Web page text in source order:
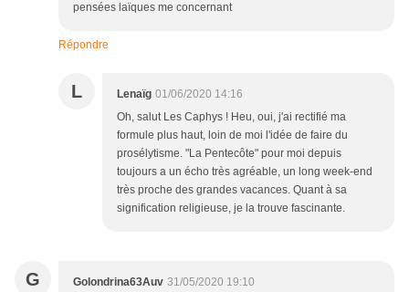
pensées laïques me concernant
Répondre
L Lenaïg 01/06/2020 14:16
Oh, salut Les Caphys ! Heu, oui, j'ai rectifié ma
formule plus haut, loin de moi l'idée de faire du
prosélytisme. "La Pentecôte" pour moi depuis
toujours a un écho très agréable, un long week-end
très proche des grandes vacances. Quant à sa
signification religieuse, je la trouve fascinante.
G Golondrina63Auv 31/05/2020 19:10